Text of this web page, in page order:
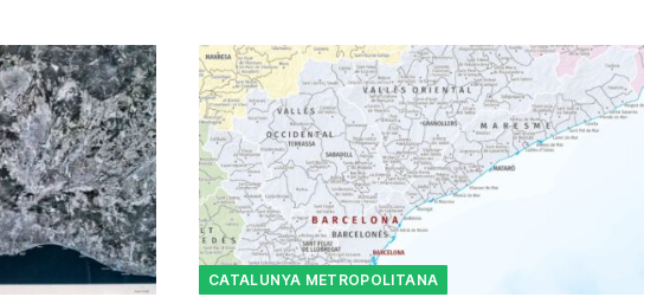
CATALUNYA METROPOLITANA